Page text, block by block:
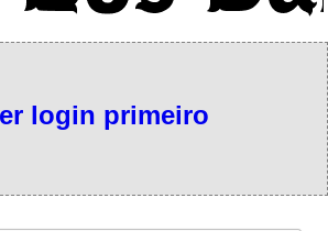
login primeiro